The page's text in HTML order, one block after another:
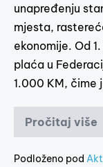
unapređenju
mjesta,
ekonomije. Od
plaća u
1.000 KM, čime
Pročitaj više
Podloženo pod